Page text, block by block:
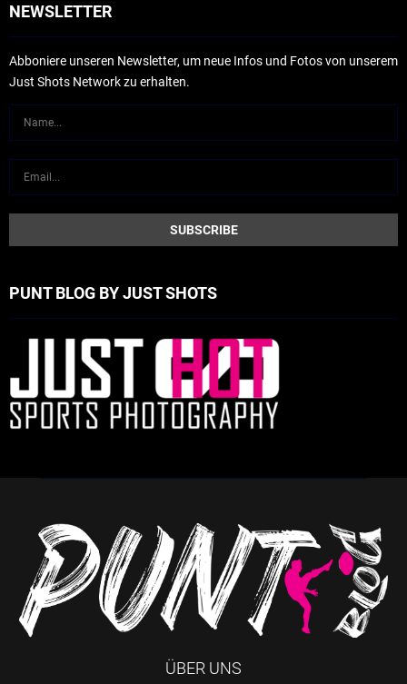
NEWSLETTER
Abboniere unseren Newsletter, um neue Infos und Fotos von unserem
Just Shots Network zu erhalten.
PUNT BLOG BY JUST SHOTS
ÜBER UNS